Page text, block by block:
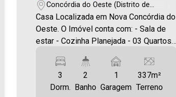
Concórdia do Oeste (Distrito de
Toledo) - Toledo/PR
Casa Localizada em Nova Concórdia do
Oeste. O Imóvel conta com: - Sala de
estar - Cozinha Planejada - 03 Quartos -
Garagem coberta - Área de festas com
churrasqueira Área privativa 144,95m²
Área total 337,00m² Será cobrado FCI -
3
Dorm.
2
Banho
1
Garagem
337m²
Terreno